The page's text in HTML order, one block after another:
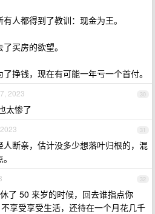
人都得到了教训：现金为王。
买房的欲望。
挣钱，现在有可能一年亏一个首付。
30
2023
太惨了
31
人断亲，估计没多少想落叶归根的，混
32
了 50 来岁的时候，回去谁指点你
享受享受生活，还待在一个月花几千